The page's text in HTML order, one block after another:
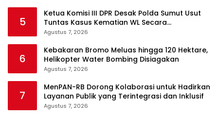
5
Ketua Komisi III DPR Desak Polda Sumut Usut
Tuntas Kasus Kematian WL Secara
Transparan
Agustus 7, 2026
6
Kebakaran Bromo Meluas hingga 120 Hektare,
Helikopter Water Bombing Disiagakan
Agustus 7, 2026
7
MenPAN-RB Dorong Kolaborasi untuk Hadirkan
Layanan Publik yang Terintegrasi dan Inklusif
Agustus 7, 2026